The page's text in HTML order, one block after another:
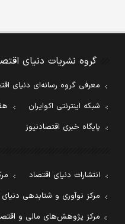
گروه نشریات دنیای
معرفی گروه رسانه‌ای دنیای
شبکه اینترنتی اکوایران
پایگاه خبری اقتصادنیوز
انتشارات دنیای اقتصاد
مرکز نوآوری و شتابدهی دنیای
مرکز پژوهش‌های مالی و